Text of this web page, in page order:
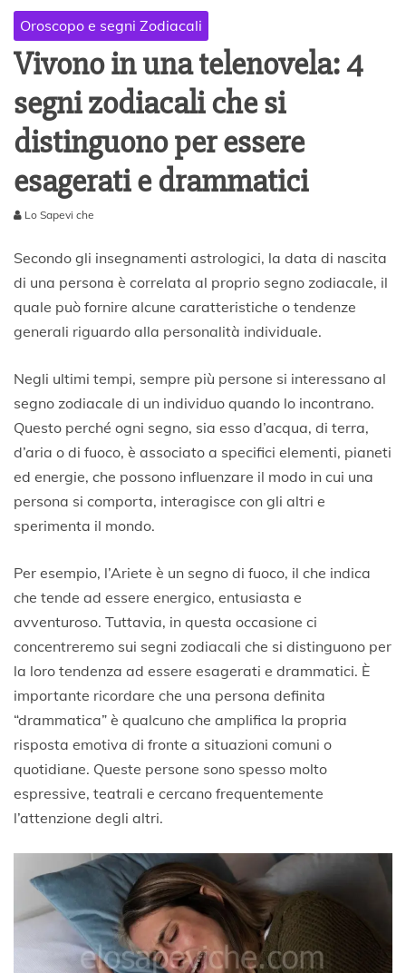
Oroscopo e segni Zodiacali
Vivono in una telenovela: 4
segni zodiacali che si
distinguono per essere
esagerati e drammatici
0
a
g
i
2
3
Lo Sapevi che
Secondo gli insegnamenti astrologici, la data di nascita
di una persona è correlata al proprio segno zodiacale, il
quale può fornire alcune caratteristiche o tendenze
generali riguardo alla personalità individuale.
Negli ultimi tempi, sempre più persone si interessano al
segno zodiacale di un individuo quando lo incontrano.
Questo perché ogni segno, sia esso d’acqua, di terra,
d’aria o di fuoco, è associato a specifici elementi, pianeti
ed energie, che possono influenzare il modo in cui una
persona si comporta, interagisce con gli altri e
sperimenta il mondo.
Per esempio, l’Ariete è un segno di fuoco, il che indica
che tende ad essere energico, entusiasta e
avventuroso. Tuttavia, in questa occasione ci
concentreremo sui segni zodiacali che si distinguono per
la loro tendenza ad essere esagerati e drammatici. È
importante ricordare che una persona definita
“drammatica” è qualcuno che amplifica la propria
risposta emotiva di fronte a situazioni comuni o
quotidiane. Queste persone sono spesso molto
espressive, teatrali e cercano frequentemente
l’attenzione degli altri.